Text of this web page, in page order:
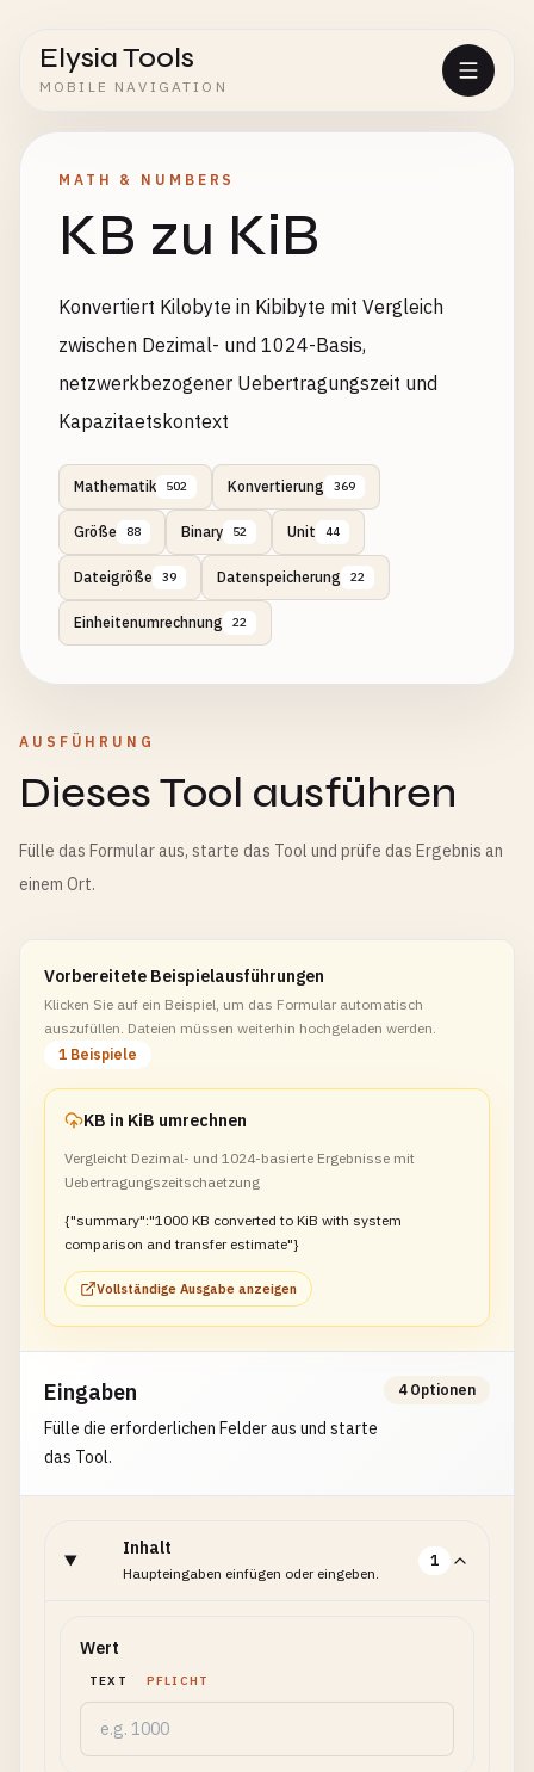
Elysia Tools
MOBILE NAVIGATION
MATH & NUMBERS
KB zu KiB
Konvertiert Kilobyte in Kibibyte mit Vergleich
zwischen Dezimal- und 1024-Basis,
netzwerkbezogener Uebertragungszeit und
Kapazitaetskontext
Mathematik 502 Konvertierung 369
Größe 88 Binary 52 Unit 44
Dateigröße 39 Datenspeicherung 22
Einheitenumrechnung 22
AUSFÜHRUNG
Dieses Tool ausführen
Fülle das Formular aus, starte das Tool und prüfe das Ergebnis an
einem Ort.
Vorbereitete Beispielausführungen
Klicken Sie auf ein Beispiel, um das Formular automatisch
auszufüllen. Dateien müssen weiterhin hochgeladen werden.
1 Beispiele
KB in KiB umrechnen
Vergleicht Dezimal- und 1024-basierte Ergebnisse mit
Uebertragungszeitschaetzung
{"summary":"1000 KB converted to KiB with system
comparison and transfer estimate"}
Vollständige Ausgabe anzeigen
Eingaben
Fülle die erforderlichen Felder aus und starte
das Tool.
4 Optionen
Inhalt
Haupteingaben einfügen oder eingeben.
1
Wert
TEXT PFLICHT